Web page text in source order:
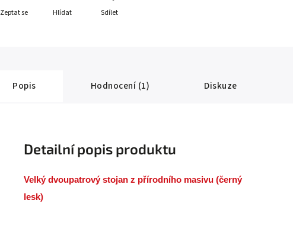
Zeptat se Hlídat Sdílet
Popis Hodnocení (1) Diskuze
Detailní popis produktu
Velký dvoupatrový stojan z přírodního masivu (černý
lesk)